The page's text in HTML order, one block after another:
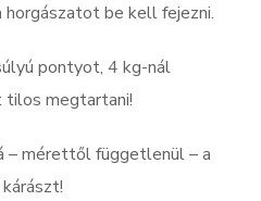
be kell fejezni.
pontyot, 4 kg-nál
tilos megtartani!
– mérettől függetlenül – a